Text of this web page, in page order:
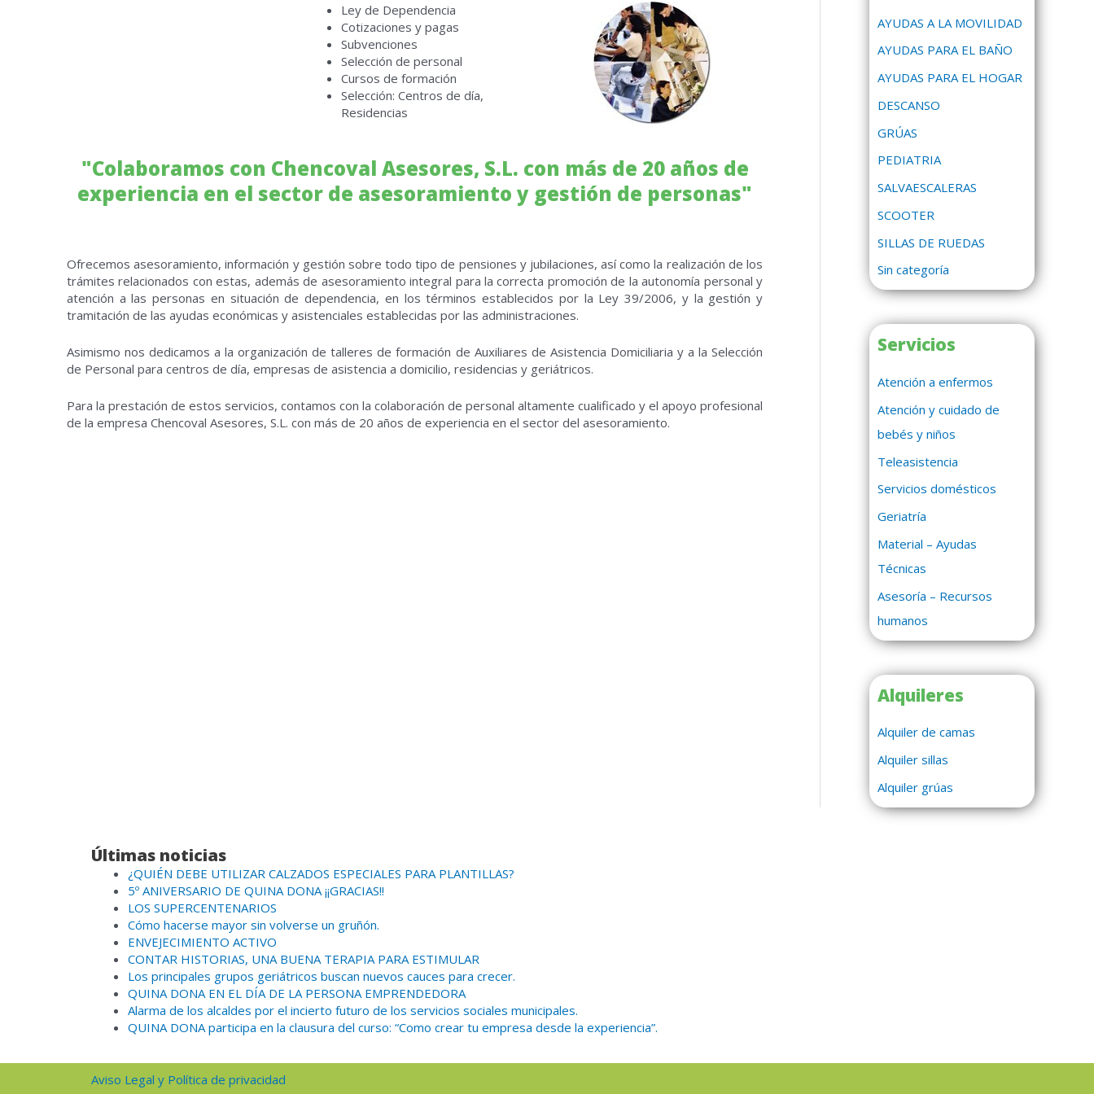
Ley de Dependencia
Cotizaciones y pagas
Subvenciones
Selección de personal
Cursos de formación
Selección: Centros de día,
Residencias
"Colaboramos con Chencoval Asesores, S.L. con más de 20 años de
experiencia en el sector de asesoramiento y gestión de personas"
Ofrecemos asesoramiento, información y gestión sobre todo tipo de pensiones y jubilaciones, así como la realización de los
trámites relacionados con estas, además de asesoramiento integral para la correcta promoción de la autonomía personal y
atención a las personas en situación de dependencia, en los términos establecidos por la Ley 39/2006, y la gestión y
tramitación de las ayudas económicas y asistenciales establecidas por las administraciones.
Asimismo nos dedicamos a la organización de talleres de formación de Auxiliares de Asistencia Domiciliaria y a la Selección
de Personal para centros de día, empresas de asistencia a domicilio, residencias y geriátricos.
Para la prestación de estos servicios, contamos con la colaboración de personal altamente cualificado y el apoyo profesional
de la empresa Chencoval Asesores, S.L. con más de 20 años de experiencia en el sector del asesoramiento.
AYUDAS A LA MOVILIDAD
AYUDAS PARA EL BAÑO
AYUDAS PARA EL HOGAR
DESCANSO
GRÚAS
PEDIATRIA
SALVAESCALERAS
SCOOTER
SILLAS DE RUEDAS
Sin categoría
Servicios
Atención a enfermos
Atención y cuidado de
bebés y niños
Teleasistencia
Servicios domésticos
Geriatría
Material – Ayudas
Técnicas
Asesoría – Recursos
humanos
Alquileres
Alquiler de camas
Alquiler sillas
Alquiler grúas
Últimas noticias
¿QUIÉN DEBE UTILIZAR CALZADOS ESPECIALES PARA PLANTILLAS?
5º ANIVERSARIO DE QUINA DONA ¡¡GRACIAS!!
LOS SUPERCENTENARIOS
Cómo hacerse mayor sin volverse un gruñón.
ENVEJECIMIENTO ACTIVO
CONTAR HISTORIAS, UNA BUENA TERAPIA PARA ESTIMULAR
Los principales grupos geriátricos buscan nuevos cauces para crecer.
QUINA DONA EN EL DÍA DE LA PERSONA EMPRENDEDORA
Alarma de los alcaldes por el incierto futuro de los servicios sociales municipales.
QUINA DONA participa en la clausura del curso: “Como crear tu empresa desde la experiencia”.
Aviso Legal y Política de privacidad